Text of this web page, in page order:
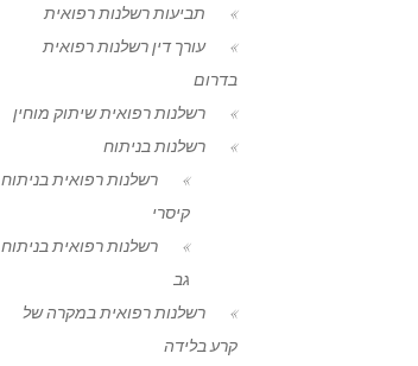
תביעות רשלנות רפואית
עורך דין רשלנות רפואית
בדרום
רשלנות רפואית שיתוק מוחין
רשלנות בניתוח
רשלנות רפואית בניתוח
קיסרי
רשלנות רפואית בניתוח
גב
רשלנות רפואית במקרה של
קרע בלידה